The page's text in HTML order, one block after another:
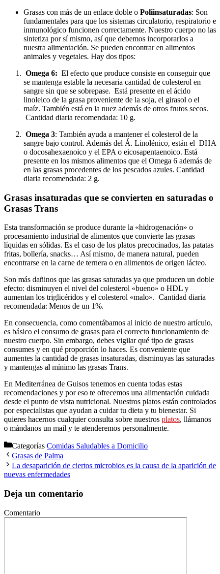
Grasas con más de un enlace doble o Poliinsaturadas: Son
fundamentales para que los sistemas circulatorio, respiratorio e
inmunológico funcionen correctamente. Nuestro cuerpo no las
sintetiza por sí mismo, así que debemos incorporarlos a
nuestra alimentación. Se pueden encontrar en alimentos
animales y vegetales. Hay dos tipos:
Omega 6: El efecto que produce consiste en conseguir que
se mantenga estable la necesaria cantidad de colesterol en
sangre sin que se sobrepase. Está presente en el ácido
linoleico de la grasa proveniente de la soja, el girasol o el
maíz. También está en la nuez además de otros frutos secos.
Cantidad diaria recomendada: 10 g.
Omega 3: También ayuda a mantener el colesterol de la
sangre bajo control. Además del Á. Linolénico, están el DHA
o docosahexaenoico y el EPA o eicosapentaenoico. Está
presente en los mismos alimentos que el Omega 6 además de
en las grasas procedentes de los pescados azules. Cantidad
diaria recomendada: 2 g.
Grasas insaturadas que se convierten en saturadas o
Grasas Trans
Esta transformación se produce durante la «hidrogenación» o
procesamiento industrial de alimentos que convierte las grasas
líquidas en sólidas. Es el caso de los platos precocinados, las patatas
fritas, bollería, snacks… Así mismo, de manera natural, pueden
encontrarse en la carne de ternera o en alimentos de origen lácteo.
Son más dañinos que las grasas saturadas ya que producen un doble
efecto: disminuyen el nivel del colesterol «bueno» o HDL y
aumentan los triglicéridos y el colesterol «malo». Cantidad diaria
recomendada: Menos de un 1%.
En consecuencia, como comentábamos al inicio de nuestro artículo,
es básico el consumo de grasas para el correcto funcionamiento de
nuestro cuerpo. Sin embargo, debes vigilar qué tipo de grasas
consumes y en qué proporción lo haces. Es conveniente que
aumentes la cantidad de grasas insaturadas, disminuyas las saturadas
y mantengas al mínimo las grasas Trans.
En Mediterránea de Guisos tenemos en cuenta todas estas
recomendaciones y por eso te ofrecemos una alimentación cuidada
desde el punto de vista nutricional. Nuestros platos están controlados
por especialistas que ayudan a cuidar tu dieta y tu bienestar. Si
quieres hacernos cualquier consulta sobre nuestros platos, llámanos
o mándanos un mail y te atenderemos personalmente.
Categorías Comidas Saludables a Domicilio
Grasas de Palma
La desaparición de ciertos microbios es la causa de la aparición de
nuevas enfermedades
Deja un comentario
Comentario